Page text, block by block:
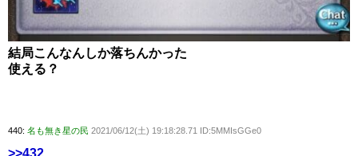
結局こんなんしか落ちんかった
使える？
440: 名も無き星の民 2021/06/12(土) 19:18:28.71 ID:5MMIsGGe0